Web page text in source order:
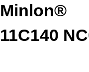
Minlon®
11C140